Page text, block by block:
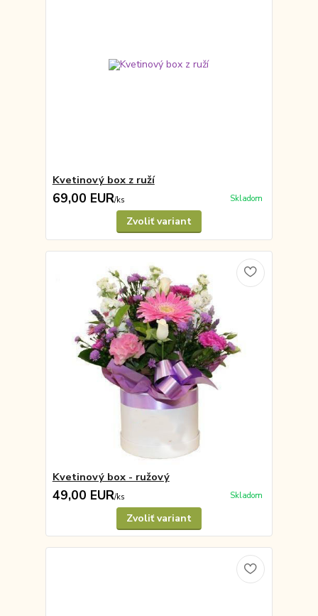
Kvetinový box z ruží
69,00 EUR/ks Skladom
Zvoliť variant
Kvetinový box - ružový
49,00 EUR/ks Skladom
Zvoliť variant